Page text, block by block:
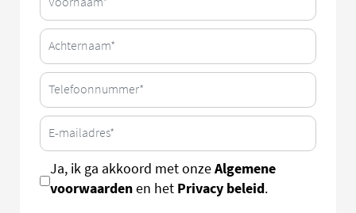
Ja, ik ga akkoord met onzeAlgemene
voorwaardenen het Privacy beleid.